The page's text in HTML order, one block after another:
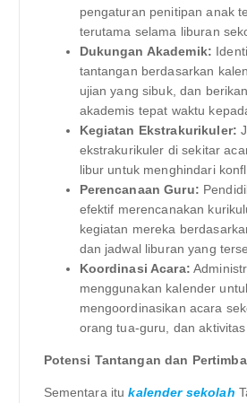
pengaturan penitipan anak
terutama selama liburan
Dukungan Akademik:
tantangan berdasarkan
ujian yang sibuk, dan
akademis tepat waktu
Kegiatan Ekstrakurikuler:
ekstrakurikuler di sekitar
libur untuk menghindari
Perencanaan Guru:
efektif merencanakan
kegiatan mereka
dan jadwal liburan yang
Koordinasi Acara:
menggunakan kalender
mengoordinasikan acara
orang tua-guru, dan
Potensi Tantangan dan
Sementara itukalender sekolah